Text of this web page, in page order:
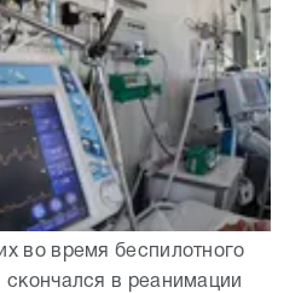
во время беспилотного
скончался в реанимации